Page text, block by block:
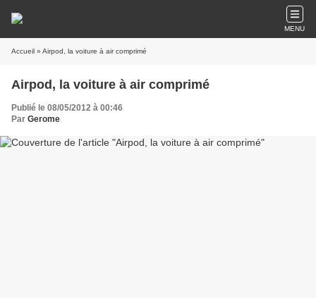
MENU
Accueil » Airpod, la voiture à air comprimé
Airpod, la voiture à air comprimé
Publié le 08/05/2012 à 00:46
Par Gerome